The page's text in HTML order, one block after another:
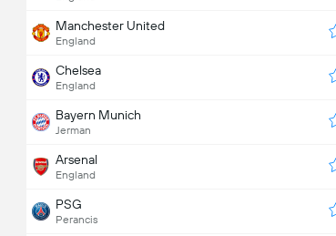
Manchester United
England
Chelsea
England
Bayern Munich
Jerman
Arsenal
England
PSG
Perancis